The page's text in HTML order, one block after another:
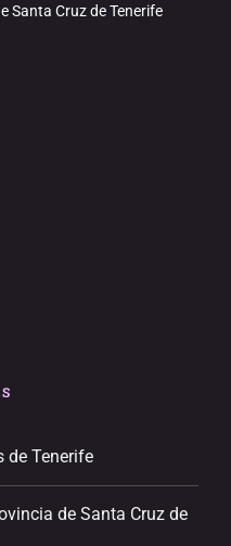
Santa Cruz de Tenerife
de Tenerife
de Santa Cruz de